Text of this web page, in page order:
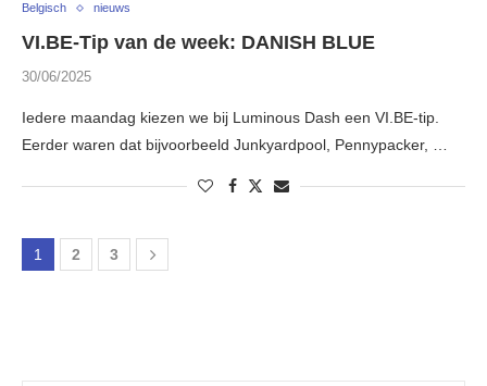
Belgisch nieuws
VI.BE-Tip van de week: DANISH BLUE
30/06/2025
Iedere maandag kiezen we bij Luminous Dash een VI.BE-tip.
Eerder waren dat bijvoorbeeld Junkyardpool, Pennypacker, …
1 2 3